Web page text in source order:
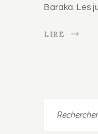
Baraka. Les
LIRE